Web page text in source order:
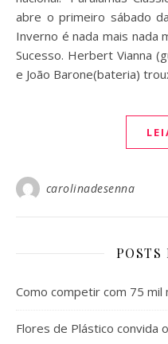
abre o primeiro sábado
Inverno é nada mais nada
Sucesso. Herbert Vianna
e João Barone(bateria)
carolinadesenna
POSTS
Como competir com 75 mil
Flores de Plástico convida